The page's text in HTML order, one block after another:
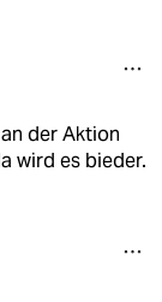
der Aktion
wird es bieder.